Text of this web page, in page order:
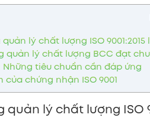
lý chất lượng ISO 9001:2015
quản lý chất lượng BCC đạt
Những tiêu chuẩn cần đáp ứng
của chứng nhận ISO 9001
quản lý chất lượng ISO